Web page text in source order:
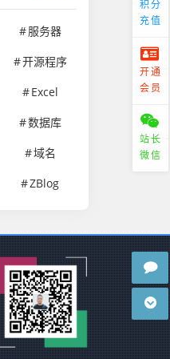
服务器
开源程序
Excel
数据库
域名
ZBlog
积分
充值
开通
会员
站长
微信